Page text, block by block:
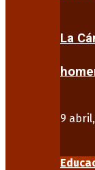
La
9